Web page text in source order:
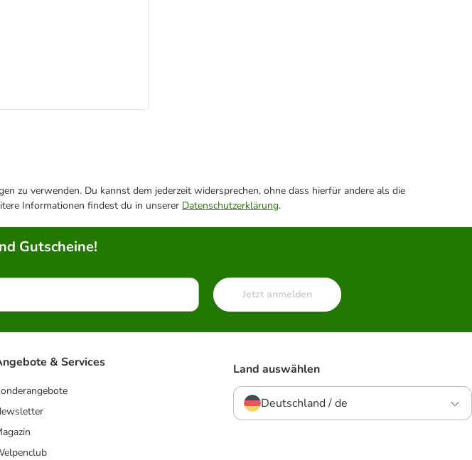
zu verwenden. Du kannst dem jederzeit widersprechen, ohne dass hierfür andere als die
Informationen findest du in unserer Datenschutzerklärung.
Gutscheine!
Jetzt anmelden
& Services Land auswählen
Deutschland / de